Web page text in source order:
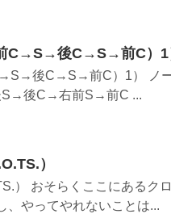
C→S→後C→S→前C）1
後C→S→前C）1） ノ
S→後C→右前S→前C ...
）
） おそらくここにあるク
、やってやれないことは...